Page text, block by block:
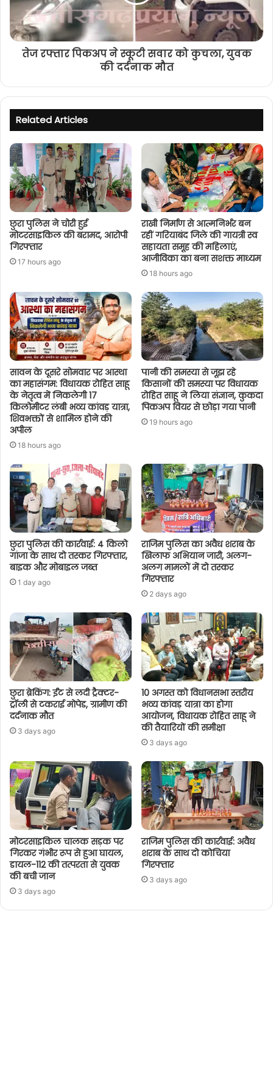
तेज रफ्तार पिकअप ने स्कूटी सवार को कुचला, युवक
की दर्दनाक मौत
Related Articles
छुरा पुलिस ने चोरी हुई
मोटरसाइकिल की बरामद, आरोपी
गिरफ्तार
17 hours ago
राखी निर्माण से आत्मनिर्भर बन
रहीं गरियाबंद जिले की गायत्री स्व
सहायता समूह की महिलाएं,
आजीविका का बना सशक्त माध्यम
18 hours ago
सावन के दूसरे सोमवार पर आस्था
का महासंगम: विधायक रोहित साहू
के नेतृत्व में निकलेगी 17
किलोमीटर लंबी भव्य कांवड़ यात्रा,
शिवभक्तों से शामिल होने की
अपील
18 hours ago
पानी की समस्या से जूझ रहे
किसानों की समस्या पर विधायक
रोहित साहू ने लिया संज्ञान, कुकदा
पिकअप वियर से छोड़ा गया पानी
19 hours ago
छुरा पुलिस की कार्रवाई: 4 किलो
गांजा के साथ दो तस्कर गिरफ्तार,
बाइक और मोबाइल जब्त
1 day ago
राजिम पुलिस का अवैध शराब के
खिलाफ अभियान जारी, अलग-
अलग मामलों में दो तस्कर
गिरफ्तार
2 days ago
छुरा ब्रेकिंग: ईंट से लदी ट्रैक्टर-
ट्रॉली से टकराई मोपेड, ग्रामीण की
दर्दनाक मौत
3 days ago
10 अगस्त को विधानसभा स्तरीय
भव्य कांवड़ यात्रा का होगा
आयोजन, विधायक रोहित साहू ने
की तैयारियों की समीक्षा
3 days ago
मोटरसाइकिल चालक सड़क पर
गिरकर गंभीर रूप से हुआ घायल,
डायल-112 की तत्परता से युवक
की बची जान
3 days ago
राजिम पुलिस की कार्रवाई: अवैध
शराब के साथ दो कोचिया
गिरफ्तार
3 days ago